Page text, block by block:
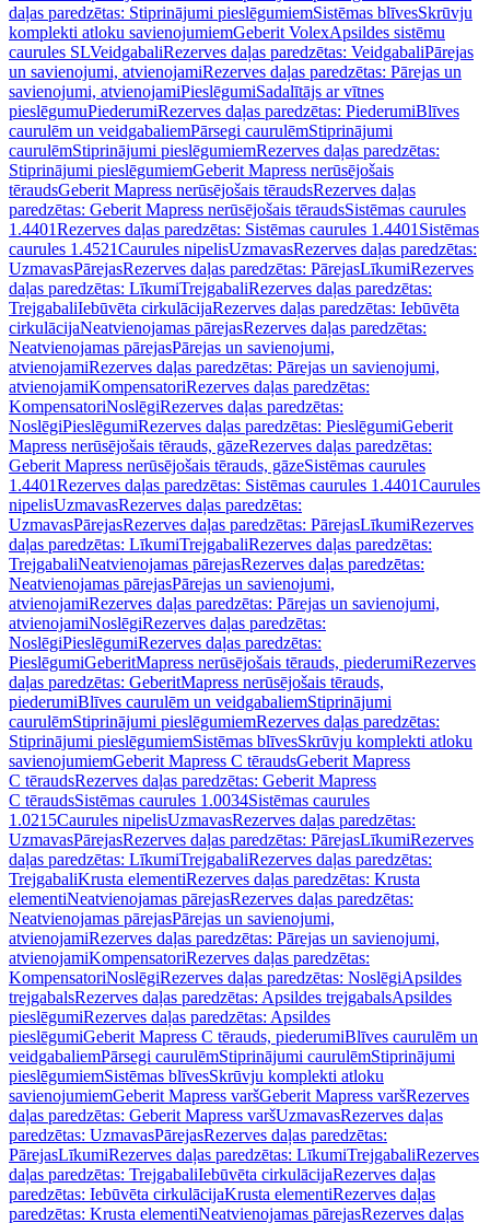
daļas paredzētas: Stiprinājumi pieslēgumiemSistēmas blīvesSkrūvju
komplekti atloku savienojumiemGeberit VolexApsildes sistēmu
caurules SLVeidgabaliRezerves daļas paredzētas: VeidgabaliPārejas
un savienojumi, atvienojamiRezerves daļas paredzētas: Pārejas un
savienojumi, atvienojamiPieslēgumiSadalītājs ar vītnes
pieslēgumuPiederumiRezerves daļas paredzētas: PiederumiBlīves
caurulēm un veidgabaliemPārsegi caurulēmStiprinājumi
caurulēmStiprinājumi pieslēgumiemRezerves daļas paredzētas:
Stiprinājumi pieslēgumiemGeberit Mapress nerūsējošais
tēraudsGeberit Mapress nerūsējošais tēraudsRezerves daļas
paredzētas: Geberit Mapress nerūsējošais tēraudsSistēmas caurules
1.4401Rezerves daļas paredzētas: Sistēmas caurules 1.4401 Sistēmas
caurules 1.4521Caurules nipelisUzmavasRezerves daļas paredzētas:
UzmavasPārejasRezerves daļas paredzētas: PārejasLīkumiRezerves
daļas paredzētas: LīkumiTrejgabaliRezerves daļas paredzētas:
TrejgabaliIebūvēta cirkulācijaRezerves daļas paredzētas: Iebūvēta
cirkulācijaNeatvienojamas pārejasRezerves daļas paredzētas:
Neatvienojamas pārejasPārejas un savienojumi,
atvienojamiRezerves daļas paredzētas: Pārejas un savienojumi,
atvienojamiKompensatoriRezerves daļas paredzētas:
KompensatoriNoslēgiRezerves daļas paredzētas:
NoslēgiPieslēgumiRezerves daļas paredzētas: PieslēgumiGeberit
Mapress nerūsējošais tērauds, gāzeRezerves daļas paredzētas:
Geberit Mapress nerūsējošais tērauds, gāzeSistēmas caurules
1.4401Rezerves daļas paredzētas: Sistēmas caurules 1.4401Caurules
nipelisUzmavasRezerves daļas paredzētas:
UzmavasPārejasRezerves daļas paredzētas: PārejasLīkumiRezerves
daļas paredzētas: LīkumiTrejgabaliRezerves daļas paredzētas:
TrejgabaliNeatvienojamas pārejasRezerves daļas paredzētas:
Neatvienojamas pārejasPārejas un savienojumi,
atvienojamiRezerves daļas paredzētas: Pārejas un savienojumi,
atvienojamiNoslēgiRezerves daļas paredzētas:
NoslēgiPieslēgumiRezerves daļas paredzētas:
PieslēgumiGeberitMapress nerūsējošais tērauds, piederumiRezerves
daļas paredzētas: GeberitMapress nerūsējošais tērauds,
piederumiBlīves caurulēm un veidgabaliemStiprinājumi
caurulēmStiprinājumi pieslēgumiemRezerves daļas paredzētas:
Stiprinājumi pieslēgumiemSistēmas blīvesSkrūvju komplekti atloku
savienojumiemGeberit Mapress C tēraudsGeberit Mapress
C tēraudsRezerves daļas paredzētas: Geberit Mapress
C tēraudsSistēmas caurules 1.0034Sistēmas caurules
1.0215Caurules nipelisUzmavasRezerves daļas paredzētas:
UzmavasPārejasRezerves daļas paredzētas: PārejasLīkumiRezerves
daļas paredzētas: LīkumiTrejgabaliRezerves daļas paredzētas:
TrejgabaliKrusta elementiRezerves daļas paredzētas: Krusta
elementiNeatvienojamas pārejasRezerves daļas paredzētas:
Neatvienojamas pārejasPārejas un savienojumi,
atvienojamiRezerves daļas paredzētas: Pārejas un savienojumi,
atvienojamiKompensatoriRezerves daļas paredzētas:
KompensatoriNoslēgiRezerves daļas paredzētas: NoslēgiApsildes
trejgabalsRezerves daļas paredzētas: Apsildes trejgabalsApsildes
pieslēgumiRezerves daļas paredzētas: Apsildes
pieslēgumiGeberit Mapress C tērauds, piederumiBlīves caurulēm un
veidgabaliemPārsegi caurulēmStiprinājumi caurulēmStiprinājumi
pieslēgumiemSistēmas blīvesSkrūvju komplekti atloku
savienojumiemGeberit Mapress varšGeberit Mapress varšRezerves
daļas paredzētas: Geberit Mapress varšUzmavasRezerves daļas
paredzētas: UzmavasPārejasRezerves daļas paredzētas:
PārejasLīkumiRezerves daļas paredzētas: LīkumiTrejgabaliRezerves
daļas paredzētas: TrejgabaliIebūvēta cirkulācijaRezerves daļas
paredzētas: Iebūvēta cirkulācijaKrusta elementiRezerves daļas
paredzētas: Krusta elementiNeatvienojamas pārejasRezerves daļas